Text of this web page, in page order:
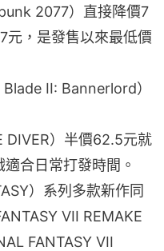
2077）直接降價7
元，是發售以來最低價
II: Bannerlord）
DIVER）半價62.5元就
合日常打發時間。
）系列多款新作同
VII REMAKE
FANTASY VII